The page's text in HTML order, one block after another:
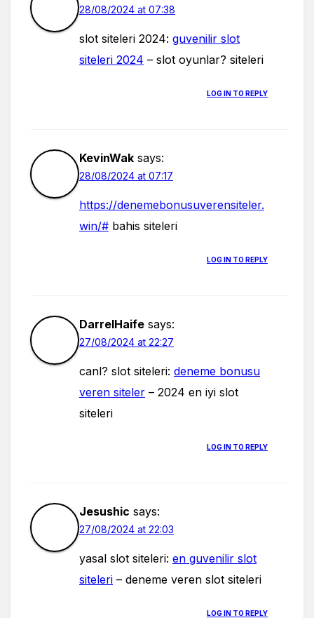
28/08/2024 at 07:38
slot siteleri 2024: guvenilir slot
siteleri 2024 – slot oyunlar? siteleri
LOG IN TO REPLY
KevinWak says:
28/08/2024 at 07:17
https://denemebonusuverensiteler.
win/# bahis siteleri
LOG IN TO REPLY
DarrelHaife says:
27/08/2024 at 22:27
canl? slot siteleri: deneme bonusu
veren siteler – 2024 en iyi slot
siteleri
LOG IN TO REPLY
Jesushic says:
27/08/2024 at 22:03
yasal slot siteleri: en guvenilir slot
siteleri – deneme veren slot siteleri
LOG IN TO REPLY